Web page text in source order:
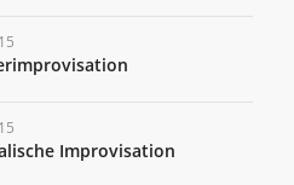
Improvisation